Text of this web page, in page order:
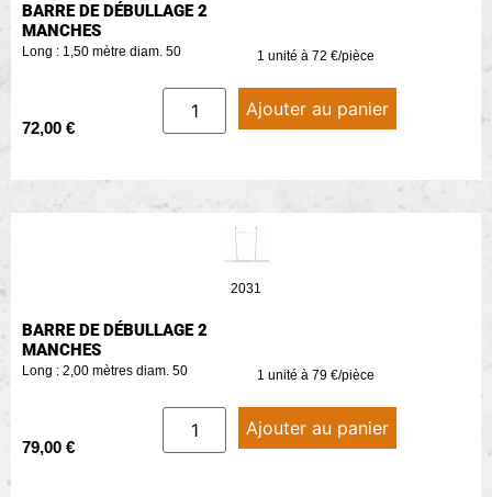
BARRE DE DÉBULLAGE 2
MANCHES
Long : 1,50 mètre diam. 50 1 unité à 72 €/pièce
72,00 €
Ajouter au panier
2031
BARRE DE DÉBULLAGE 2
MANCHES
Long : 2,00 mètres diam. 50 1 unité à 79 €/pièce
79,00 €
Ajouter au panier